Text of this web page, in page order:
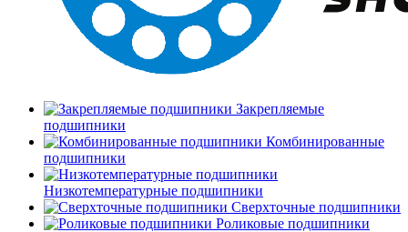
Закрепляемые
подшипники
Комбинированные
подшипники
Низкотемпературные подшипники
Сверхточные подшипники
Роликовые подшипники